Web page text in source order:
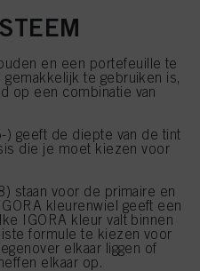
en een portefeuille te
te gebruiken is,
op een combinatie van
geeft de diepte van de tint
die je moet kiezen voor
staan voor de primaire en
kleurenwiel geeft een
IGORA kleur valt binnen
formule te kiezen voor
elkaar liggen of
elkaar op.